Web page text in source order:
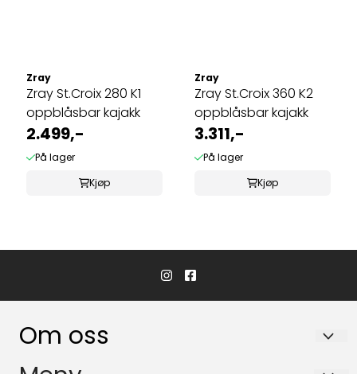
Zray
Zray St.Croix 280 K1
oppblåsbar kajakk
2.499,-
På lager
Kjøp
Zray
Zray St.Croix 360 K2
oppblåsbar kajakk
3.311,-
På lager
Kjøp
Om oss
Hvaler Båtservice AS